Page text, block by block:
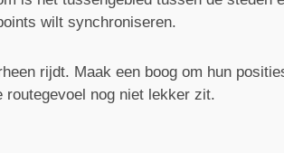
wilt synchroniseren.
rijdt. Maak een boog om hun
nog niet lekker zit.